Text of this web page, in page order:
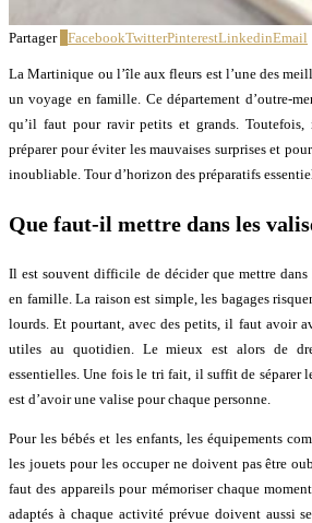
Partager FacebookTwitterPinterestLinkedinEmail
La Martinique ou l’île aux fleurs est l’une des
un voyage en famille. Ce département d’outre-
qu’il faut pour ravir petits et grands. Toutefois,
préparer pour éviter les mauvaises surprises et
inoubliable. Tour d’horizon des préparatifs
Que faut-il mettre dans les
Il est souvent difficile de décider que mettre dans
en famille. La raison est simple, les bagages
lourds. Et pourtant, avec des petits, il faut avoir
utiles au quotidien. Le mieux est alors de
essentielles. Une fois le tri fait, il suffit de séparer
est d’avoir une valise pour chaque personne.
Pour les bébés et les enfants, les équipements
les jouets pour les occuper ne doivent pas être
faut des appareils pour mémoriser chaque
adaptés à chaque activité prévue doivent aussi